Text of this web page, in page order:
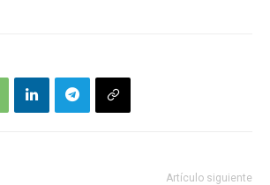
Artículo siguiente